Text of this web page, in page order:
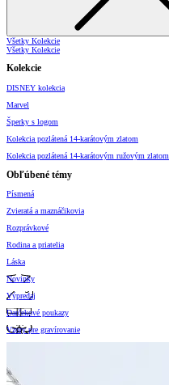
Všetky Kolekcie
Všetky Kolekcie
Kolekcie
DISNEY kolekcia
Marvel
Šperky s logom
Kolekcia pozlátená 14-karátovým zlatom
Kolekcia pozlátená 14-karátovým ružovým zlatom
Obľúbené témy
Písmená
Zvieratá a maznáčikovia
Rozprávkové
Rodina a priatelia
Láska
Novinky
Výpredaj
Darčekové poukazy
Vzory pre gravírovanie